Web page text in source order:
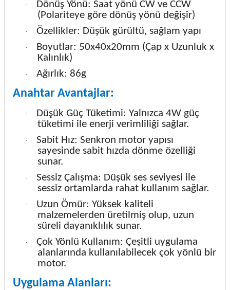
· Dönüş Yönü: Saat yönü CW ve CCW
(Polariteye göre dönüş yönü değişir)
· Özellikler: Düşük gürültü, sağlam yapı
·
Boyutlar: 50x40x20mm (Çap x Uzunluk x
Kalınlık)
· Ağırlık: 86g
Anahtar Avantajlar:
·
Düşük Güç Tüketimi: Yalnızca 4W güç
tüketimi ile enerji verimliliği sağlar.
·
Sabit Hız: Senkron motor yapısı
sayesinde sabit hızda dönme özelliği
sunar.
·
Sessiz Çalışma: Düşük ses seviyesi ile
sessiz ortamlarda rahat kullanım sağlar.
·
Uzun Ömür: Yüksek kaliteli
malzemelerden üretilmiş olup, uzun
süreli dayanıklılık sunar.
·
Çok Yönlü Kullanım: Çeşitli uygulama
alanlarında kullanılabilecek çok yönlü bir
motor.
Uygulama Alanları: